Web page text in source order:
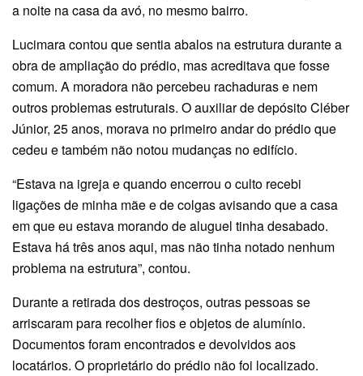
a noite na casa da avó, no mesmo bairro.
Lucimara contou que sentia abalos na estrutura durante a
obra de ampliação do prédio, mas acreditava que fosse
comum. A moradora não percebeu rachaduras e nem
outros problemas estruturais. O auxiliar de depósito Cléber
Júnior, 25 anos, morava no primeiro andar do prédio que
cedeu e também não notou mudanças no edifício.
“Estava na igreja e quando encerrou o culto recebi
ligações de minha mãe e de colgas avisando que a casa
em que eu estava morando de aluguel tinha desabado.
Estava há três anos aqui, mas não tinha notado nenhum
problema na estrutura”, contou.
Durante a retirada dos destroços, outras pessoas se
arriscaram para recolher fios e objetos de alumínio.
Documentos foram encontrados e devolvidos aos
locatários. O proprietário do prédio não foi localizado.